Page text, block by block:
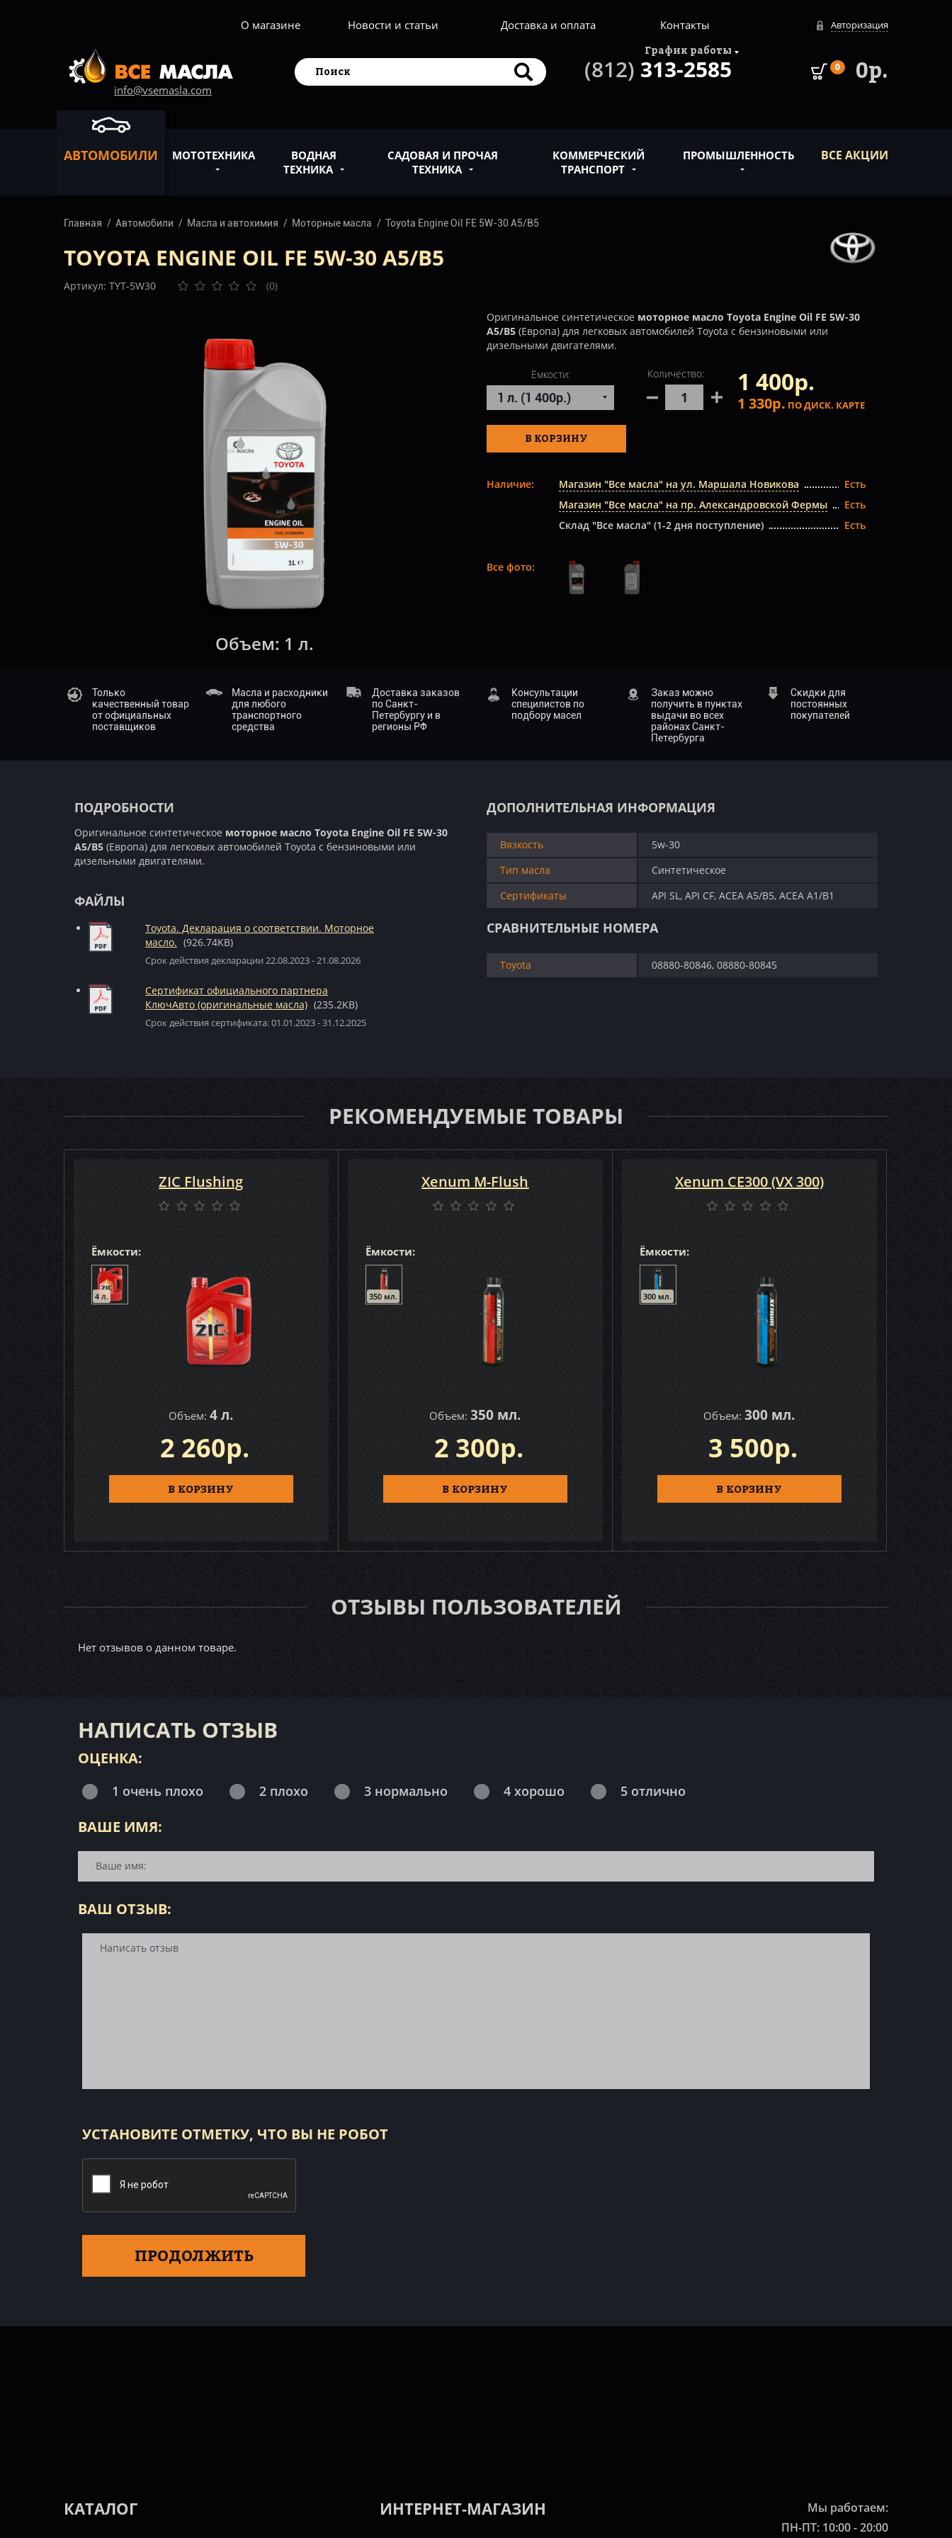
Авторизация
О магазине Новости и статьи Доставка и оплата Контакты
info@vsemasla.com
0 0р.
График работы
(812) 313-2585
АВТОМОБИЛИ МОТОТЕХНИКА
ВОДНАЯ
ТЕХНИКА
САДОВАЯ И ПРОЧАЯ
ТЕХНИКА
КОММЕРЧЕСКИЙ
ТРАНСПОРТ
ПРОМЫШЛЕННОСТЬ ВСЕ АКЦИИ
Главная Автомобили Масла и автохимия Моторные масла Toyota Engine Oil FE 5W-30 A5/B5
TOYOTA ENGINE OIL FE 5W-30 A5/B5
Артикул: TYT-5W30 (0)
Объем: 1 л.
Оригинальное синтетическое моторное масло Toyota Engine Oil FE 5W-30
A5/B5 (Европа) для легковых автомобилей Toyota с бензиновыми или
дизельными двигателями.
Ёмкости: Количество: 1 400р.
1 330р. ПО ДИСК. КАРТЕ
В КОРЗИНУ
Наличие: Магазин "Все масла" на ул. Маршала Новикова
Есть
Магазин "Все масла" на пр. Александровской Фермы
Есть
Склад "Все масла" (1-2 дня поступление)
Есть
Все фото:
Только
качественный товар
от официальных
поставщиков
Масла и расходники
для любого
транспортного
средства
Доставка заказов
по Санкт-
Петербургу и в
регионы РФ
Консультации
специлистов по
подбору масел
Заказ можно
получить в пунктах
выдачи во всех
районах Санкт-
Петербурга
Скидки для
постоянных
покупателей
ПОДРОБНОСТИ
Оригинальное синтетическое моторное масло Toyota Engine Oil FE 5W-30
A5/B5 (Европа) для легковых автомобилей Toyota с бензиновыми или
дизельными двигателями.
ФАЙЛЫ
Toyota. Декларация о соответствии. Моторное
масло. (926.74KB)
Срок действия декларации 22.08.2023 - 21.08.2026
Сертификат официального партнера
КлючАвто (оригинальные масла) (235.2KB)
Срок действия сертификата: 01.01.2023 - 31.12.2025
ДОПОЛНИТЕЛЬНАЯ ИНФОРМАЦИЯ
Вязкость
5w-30
Тип масла
Синтетическое
Сертификаты
API SL, API CF, ACEA A5/B5, ACEA A1/B1
СРАВНИТЕЛЬНЫЕ НОМЕРА
Toyota 08880-80846, 08880-80845
РЕКОМЕНДУЕМЫЕ ТОВАРЫ
Ёмкости:
4 л.
Объем:4 л.
ZIC Flushing
2 260р.
В КОРЗИНУ
Ёмкости:
350 мл.
Объем:350 мл.
Xenum M-Flush
2 300р.
В КОРЗИНУ
Ёмкости:
300 мл.
Объем:300 мл.
Xenum CE300 (VX 300)
3 500р.
В КОРЗИНУ
ОТЗЫВЫ ПОЛЬЗОВАТЕЛЕЙ
Нет отзывов о данном товаре.
НАПИСАТЬ ОТЗЫВ
ОЦЕНКА:
1 очень плохо 2 плохо 3 нормально 4 хорошо 5 отлично
ВАШЕ ИМЯ:
ВАШ ОТЗЫВ:
УСТАНОВИТЕ ОТМЕТКУ, ЧТО ВЫ НЕ РОБОТ
ПРОДОЛЖИТЬ
КАТАЛОГ ИНТЕРНЕТ-МАГАЗИН
Мы работаем:
ПН-ПТ: 10:00 - 20:00